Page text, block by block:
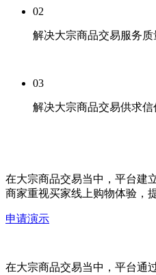
02
解决大宗商品交易服务质
03
解决大宗商品交易供求信
在大宗商品交易当中，平台建
商家重视买家线上购物体验，
申请演示
在大宗商品交易当中，平台通